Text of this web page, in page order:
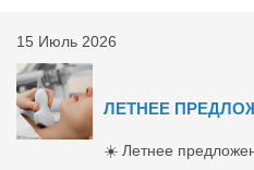
15 Июль 2026
ЛЕТНЕЕ
☀️ Летнее